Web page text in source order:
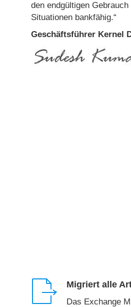
den endgültigen
Situationen bankfähig.“
Geschäftsführer Kernel
Migriert alle
Das Exchange